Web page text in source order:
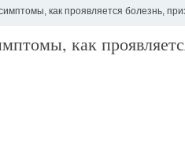
как проявляется болезнь,
как